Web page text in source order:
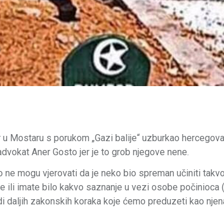
Mostaru s porukom „Gazi balije“ uzburkao
Aner Gosto jer je to grob njegove nene.
mogu vjerovati da je neko bio spreman učiniti
ili imate bilo kakvo saznanje u vezi osobe počinioca
zakonskih koraka koje ćemo preduzeti kao